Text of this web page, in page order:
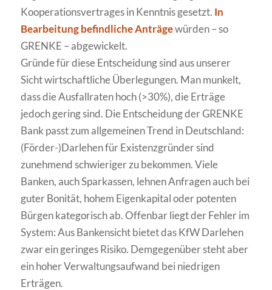
Kooperationsvertrages in Kenntnis gesetzt. In
Bearbeitung befindliche Anträgewürden – so
GRENKE – abgewickelt.
Gründe für diese Entscheidung sind aus unserer
Sicht wirtschaftliche Überlegungen. Man munkelt,
dass die Ausfallraten hoch (>30%), die Erträge
jedoch gering sind. Die Entscheidung der GRENKE
Bank passt zum allgemeinen Trend in Deutschland:
(Förder-)Darlehen für Existenzgründer sind
zunehmend schwieriger zu bekommen. Viele
Banken, auch Sparkassen, lehnen Anfragen auch bei
guter Bonität, hohem Eigenkapital oder potenten
Bürgen kategorisch ab. Offenbar liegt der Fehler im
System: Aus Bankensicht bietet das KfW Darlehen
zwar ein geringes Risiko. Demgegenüber steht aber
ein hoher Verwaltungsaufwand bei niedrigen
Erträgen.